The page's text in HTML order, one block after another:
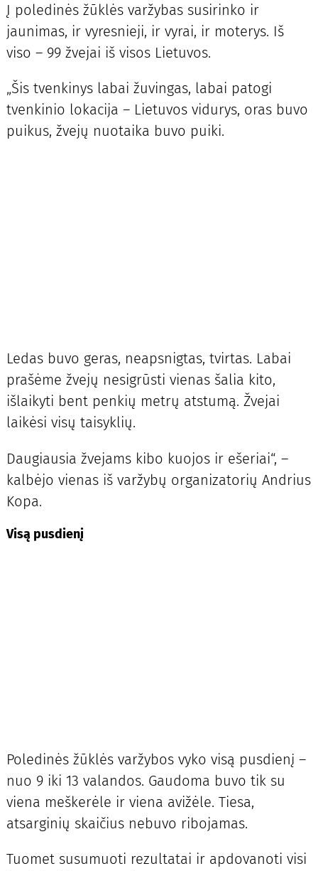
Į poledinės žūklės varžybas susirinko ir
jaunimas, ir vyresnieji, ir vyrai, ir moterys. Iš
viso – 99 žvejai iš visos Lietuvos.
„Šis tvenkinys labai žuvingas, labai patogi
tvenkinio lokacija – Lietuvos vidurys, oras buvo
puikus, žvejų nuotaika buvo puiki.
Ledas buvo geras, neapsnigtas, tvirtas. Labai
prašėme žvejų nesigrūsti vienas šalia kito,
išlaikyti bent penkių metrų atstumą. Žvejai
laikėsi visų taisyklių.
Daugiausia žvejams kibo kuojos ir ešeriai“, –
kalbėjo vienas iš varžybų organizatorių Andrius
Kopa.
Visą pusdienį
Poledinės žūklės varžybos vyko visą pusdienį –
nuo 9 iki 13 valandos. Gaudoma buvo tik su
viena meškerėle ir viena avižėle. Tiesa,
atsarginių skaičius nebuvo ribojamas.
Tuomet susumuoti rezultatai ir apdovanoti visi